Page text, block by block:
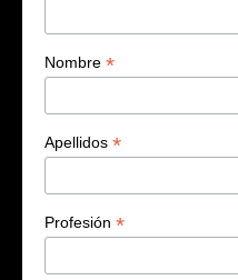
Nombre *
Apellidos *
Profesión *